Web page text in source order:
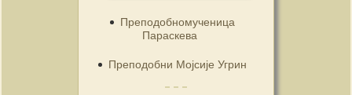
Преподобномученица
Параскева
Преподобни Мојсије Угрин